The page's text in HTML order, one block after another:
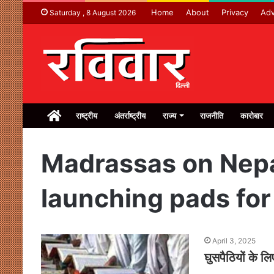
Saturday , 8 August 2026 Home About Privacy
Homeराष्ट्रीय अंतर्राष्ट्रीय राज्य राजनीति कारोबार
Madrassas on
launching pads
April 3, 2025
घुसपैठियों के